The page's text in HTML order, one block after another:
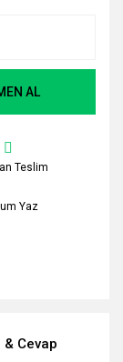
AL
Teslim
Yaz
& Cevap